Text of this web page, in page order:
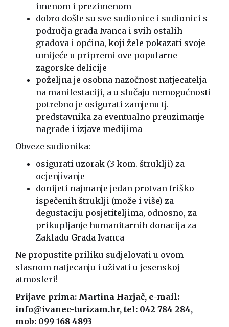
imenom i prezimenom
dobro došle su sve sudionice i sudionici s
područja grada Ivanca i svih ostalih
gradova i općina, koji žele pokazati svoje
umijeće u pripremi ove popularne
zagorske delicije
poželjna je osobna nazočnost natjecatelja
na manifestaciji, a u slučaju nemogućnosti
potrebno je osigurati zamjenu tj.
predstavnika za eventualno preuzimanje
nagrade i izjave medijima
Obveze sudionika:
osigurati uzorak (3 kom. štruklji) za
ocjenjivanje
donijeti najmanje jedan protvan friško
ispečenih štruklji (može i više) za
degustaciju posjetiteljima, odnosno, za
prikupljanje humanitarnih donacija za
Zakladu Grada Ivanca
Ne propustite priliku sudjelovati u ovom
slasnom natjecanju i uživati u jesenskoj
atmosferi!
Prijave prima: Martina Harjač, e-mail:
info@ivanec-turizam.hr, tel: 042 784 284,
mob: 099 168 4893